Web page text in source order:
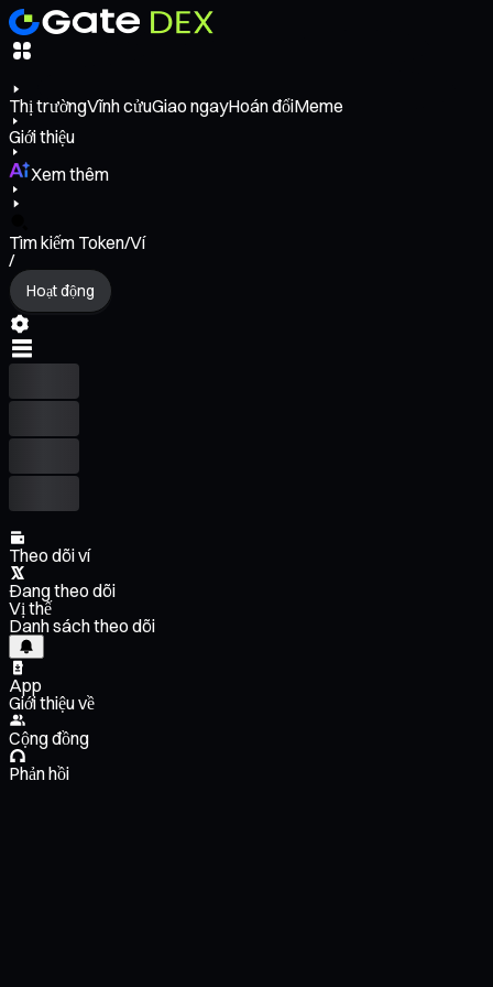
Thị trườngVĩnh cửuGiao ngayHoán đổiMeme
Giới thiệu
Xem thêm
Tìm kiếm Token/Ví
/
Hoạt động
Theo dõi ví
Đang theo dõi
Vị thế
Danh sách theo dõi
App
Giới thiệu về
Cộng đồng
Phản hồi